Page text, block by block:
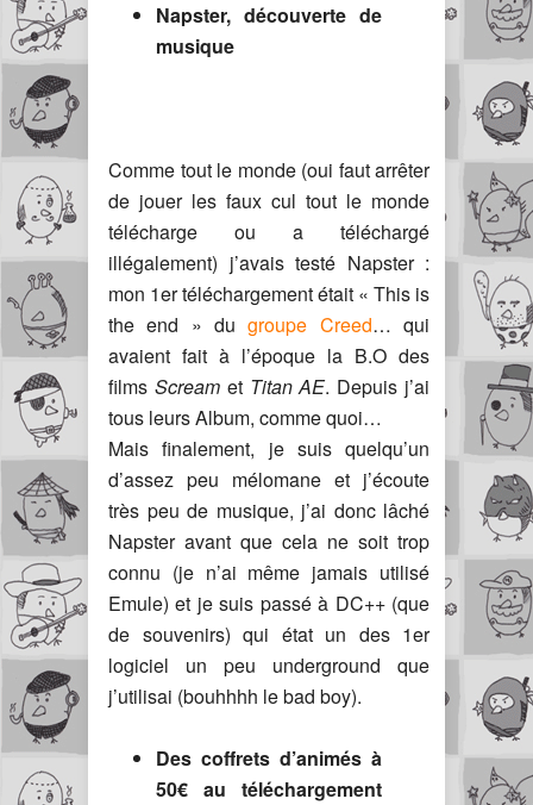
Napster, découverte de
musique
Comme tout le monde (oui faut arrêter
de jouer les faux cul tout le monde
télécharge ou a téléchargé
illégalement) j’avais testé Napster :
mon 1er téléchargement était « This is
the end » dugroupe Creed… qui
avaient fait à l’époque la B.O des
films Screamet Titan AE. Depuis j’ai
tous leurs Album, comme quoi…
Mais finalement, je suis quelqu’un
d’assez peu mélomane et j’écoute
très peu de musique, j’ai donc lâché
Napster avant que cela ne soit trop
connu (je n’ai même jamais utilisé
Emule) et je suis passé à DC++ (que
de souvenirs) qui état un des 1er
logiciel un peu underground que
j’utilisai (bouhhhh le bad boy).
Des coffrets d’animés à
50€ au téléchargement